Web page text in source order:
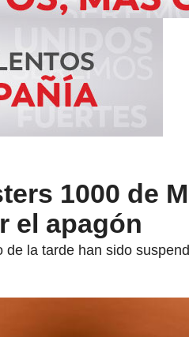
1000 de
el apagón
la tarde han sido